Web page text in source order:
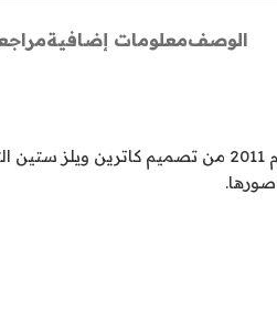
الوصفمعلومات إضافية
قطعة فنية لعام 2011 من تصميم
صورها.